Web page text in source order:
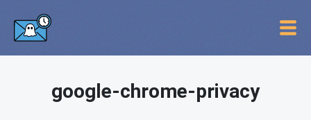
google-chrome-privacy